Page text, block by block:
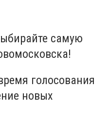
самую
голосования
новых